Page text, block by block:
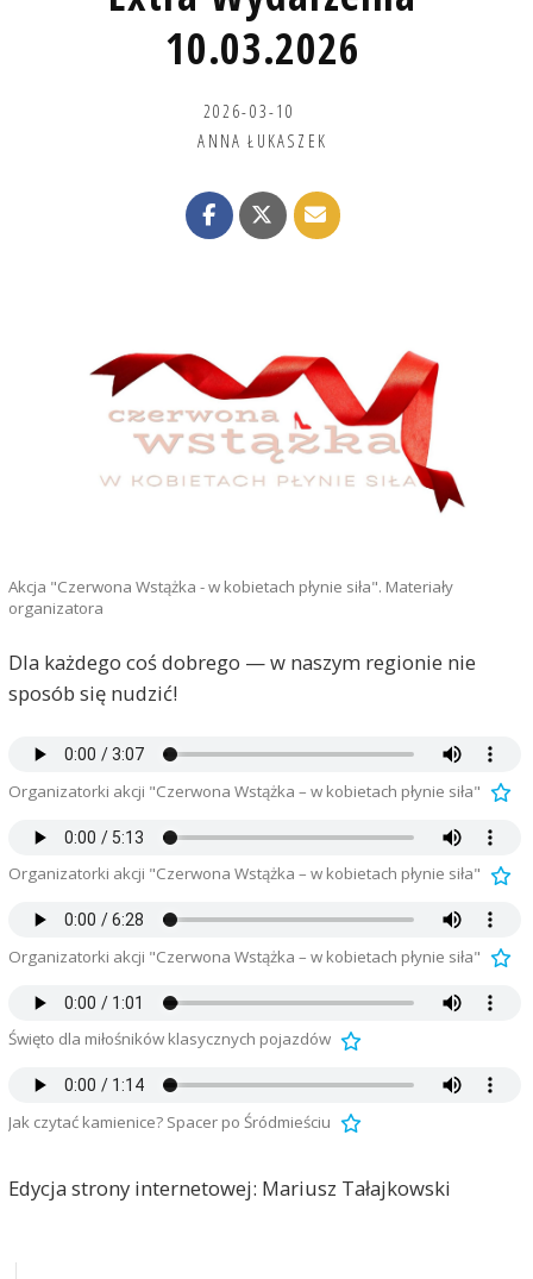
10.03.2026
2026-03-10
ANNA ŁUKASZEK
Akcja "Czerwona Wstążka - w kobietach płynie siła". Materiały
organizatora
Dla każdego coś dobrego — w naszym regionie nie
sposób się nudzić!
Organizatorki akcji "Czerwona Wstążka – w kobietach płynie siła"
Organizatorki akcji "Czerwona Wstążka – w kobietach płynie siła"
Organizatorki akcji "Czerwona Wstążka – w kobietach płynie siła"
Święto dla miłośników klasycznych pojazdów
Jak czytać kamienice? Spacer po Śródmieściu
Edycja strony internetowej: Mariusz Tałajkowski